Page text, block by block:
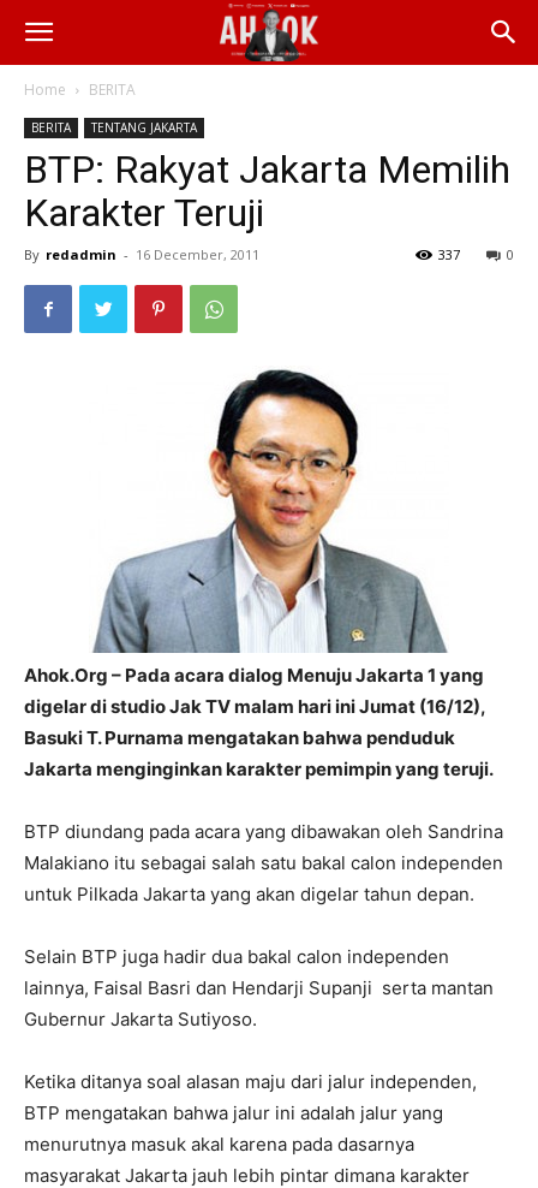
Home BERITA
BERITA TENTANG JAKARTA
BTP: Rakyat Jakarta Memilih
Karakter Teruji
By redadmin - 16 December, 2011 0
337
Ahok.Org – Pada acara dialog Menuju Jakarta 1 yang
digelar di studio Jak TV malam hari ini Jumat (16/12),
Basuki T. Purnama mengatakan bahwa penduduk
Jakarta menginginkan karakter pemimpin yang teruji.
BTP diundang pada acara yang dibawakan oleh Sandrina
Malakiano itu sebagai salah satu bakal calon independen
untuk Pilkada Jakarta yang akan digelar tahun depan.
Selain BTP juga hadir dua bakal calon independen
lainnya, Faisal Basri dan Hendarji Supanji serta mantan
Gubernur Jakarta Sutiyoso.
Ketika ditanya soal alasan maju dari jalur independen,
BTP mengatakan bahwa jalur ini adalah jalur yang
menurutnya masuk akal karena pada dasarnya
masyarakat Jakarta jauh lebih pintar dimana karakter